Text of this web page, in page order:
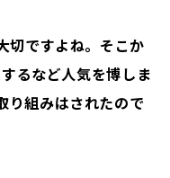
切ですよね。そこか
るなど人気を博しま
り組みはされたので